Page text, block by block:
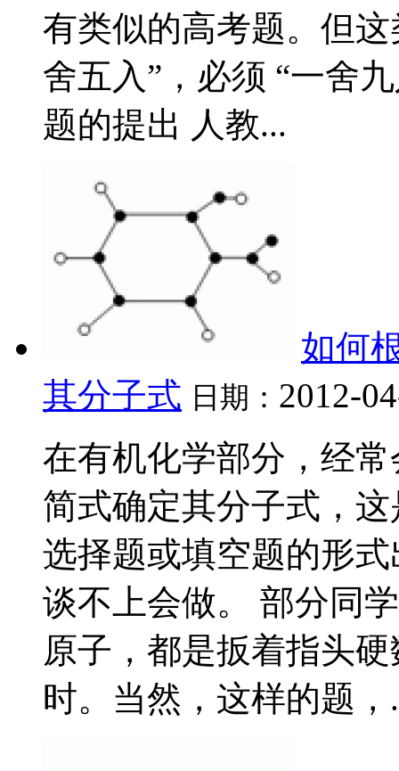
有类似的高考题。但
舍五入”，必须 “一舍
题的提出 人教...
如何
其分子式 日期： 2012-
在有机化学部分，经
简式确定其分子式，
选择题或填空题的形
谈不上会做。 部分同
原子，都是扳着指头
时。当然，这样的题，